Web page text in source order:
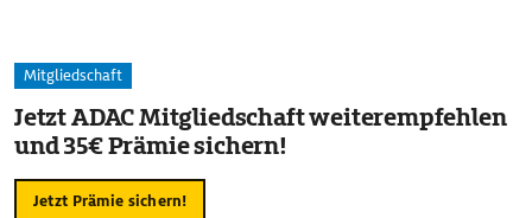
Mitgliedschaft
Jetzt ADAC Mitgliedschaft weiterempfehlen
und 35€ Prämie sichern!
Jetzt Prämie sichern!